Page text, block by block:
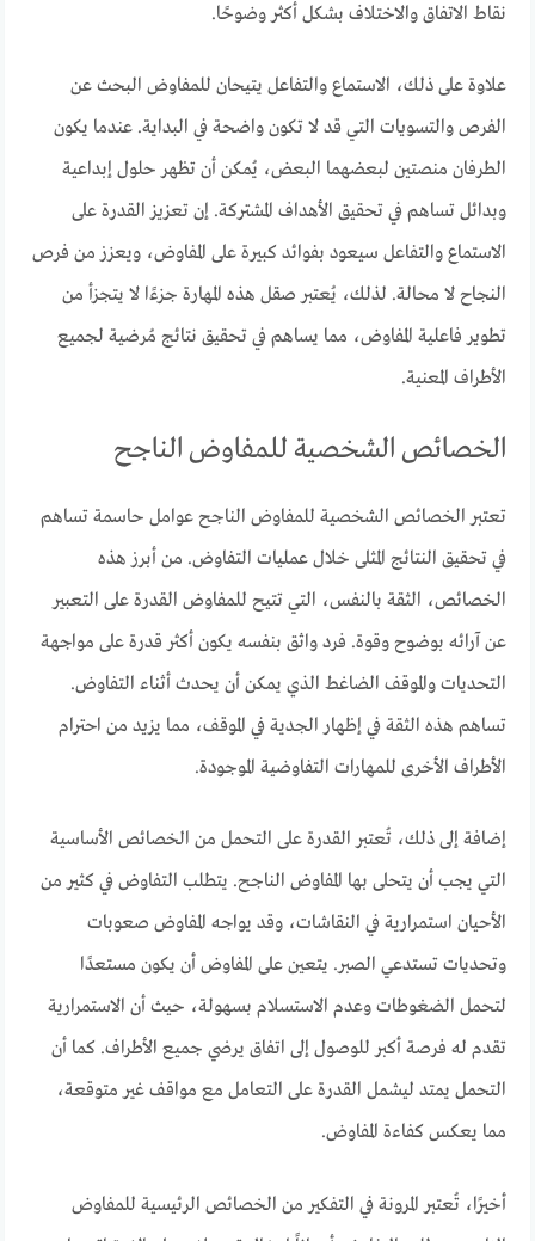
نقاط الاتفاق والاختلاف بشكل أكثر وضوحًا.
علاوة على ذلك، الاستماع والتفاعل يتيحان للمفاوض البحث عن
الفرص والتسويات التي قد لا تكون واضحة في البداية. عندما يكون
الطرفان منصتين لبعضهما البعض، يُمكن أن تظهر حلول إبداعية
وبدائل تساهم في تحقيق الأهداف المشتركة. إن تعزيز القدرة على
الاستماع والتفاعل سيعود بفوائد كبيرة على المفاوض، ويعزز من فرص
النجاح لا محالة. لذلك، يُعتبر صقل هذه المهارة جزءًا لا يتجزأ من
تطوير فاعلية المفاوض، مما يساهم في تحقيق نتائج مُرضية لجميع
الأطراف المعنية.
الخصائص الشخصية للمفاوض الناجح
تعتبر الخصائص الشخصية للمفاوض الناجح عوامل حاسمة تساهم
في تحقيق النتائج المثلى خلال عمليات التفاوض. من أبرز هذه
الخصائص، الثقة بالنفس، التي تتيح للمفاوض القدرة على التعبير
عن آرائه بوضوح وقوة. فرد واثق بنفسه يكون أكثر قدرة على مواجهة
التحديات والموقف الضاغط الذي يمكن أن يحدث أثناء التفاوض.
تساهم هذه الثقة في إظهار الجدية في الموقف، مما يزيد من احترام
الأطراف الأخرى للمهارات التفاوضية الموجودة.
إضافة إلى ذلك، تُعتبر القدرة على التحمل من الخصائص الأساسية
التي يجب أن يتحلى بها المفاوض الناجح. يتطلب التفاوض في كثير من
الأحيان استمرارية في النقاشات، وقد يواجه المفاوض صعوبات
وتحديات تستدعي الصبر. يتعين على المفاوض أن يكون مستعدًا
لتحمل الضغوطات وعدم الاستسلام بسهولة، حيث أن الاستمرارية
تقدم له فرصة أكبر للوصول إلى اتفاق يرضي جميع الأطراف. كما أن
التحمل يمتد ليشمل القدرة على التعامل مع مواقف غير متوقعة،
مما يعكس كفاءة المفاوض.
أخيرًا، تُعتبر المرونة في التفكير من الخصائص الرئيسية للمفاوض